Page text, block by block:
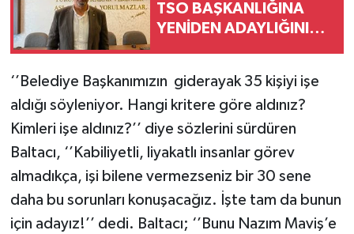
TSO BAŞKANLIĞINA
YENİDEN ADAYLIĞINI
‘’Belediye Başkanımızın giderayak 35 kişiyi işe
aldığı söyleniyor. Hangi kritere göre aldınız?
Kimleri işe aldınız?’’ diye sözlerini sürdüren
Baltacı, ‘’Kabiliyetli, liyakatlı insanlar görev
almadıkça, işi bilene vermezseniz bir 30 sene
daha bu sorunları konuşacağız. İşte tam da bunun
için adayız!’’ dedi. Baltacı; ‘’Bunu Nazım Maviş’e